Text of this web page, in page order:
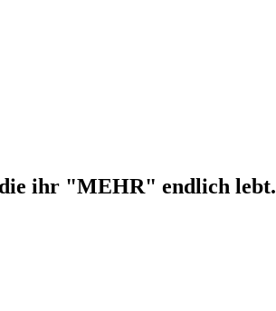
die ihr "MEHR" endlich lebt.